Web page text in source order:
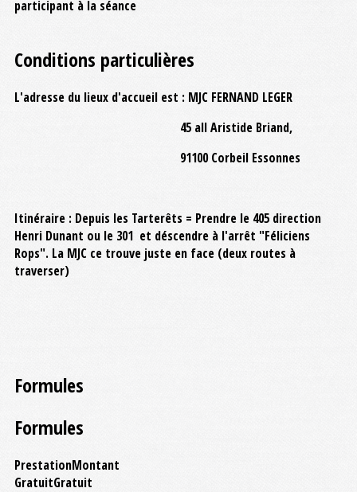
participant à la séance
Conditions particulières
L'adresse du lieux d'accueil est : MJC FERNAND LEGER
45 all Aristide Briand,
91100 Corbeil Essonnes
Itinéraire : Depuis les Tarterêts = Prendre le 405 direction
Henri Dunant ou le 301 et déscendre à l'arrêt "Féliciens
Rops". La MJC ce trouve juste en face (deux routes à
traverser)
Formules
Formules
PrestationMontant
GratuitGratuit